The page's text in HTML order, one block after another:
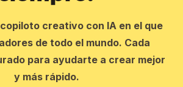
creativo con IA en el que
de todo el mundo. Cada
para ayudarte a crear mejor
y más rápido.